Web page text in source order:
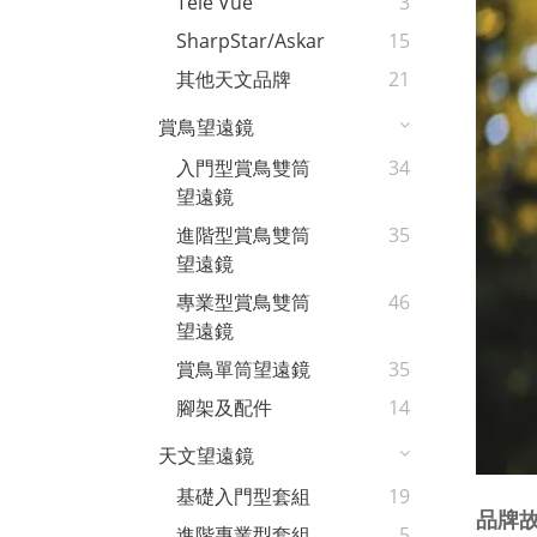
SharpStar/Askar
15
其他天文品牌
21
賞鳥望遠鏡
入門型賞鳥雙筒
望遠鏡
34
進階型賞鳥雙筒
望遠鏡
35
專業型賞鳥雙筒
望遠鏡
46
賞鳥單筒望遠鏡
35
腳架及配件
14
天文望遠鏡
基礎入門型套組
19
品牌